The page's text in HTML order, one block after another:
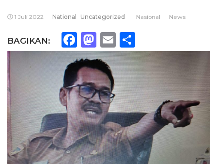
1 Juli 2022 National Uncategorized Nasional News
BAGIKAN: Facebook
Mastodon
Email